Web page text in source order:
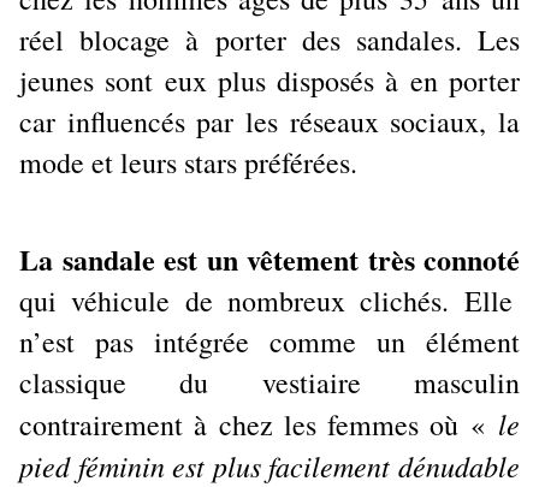
réel blocage à porter des sandales. Les
jeunes sont eux plus disposés à en porter
car influencés par les réseaux sociaux, la
mode et leurs stars préférées.
La sandale est un vêtement très connoté
qui véhicule de nombreux clichés. Elle
n’est pas intégrée comme un élément
classique du vestiaire masculin
contrairement à chez les femmes où « le
pied féminin est plus facilement dénudable